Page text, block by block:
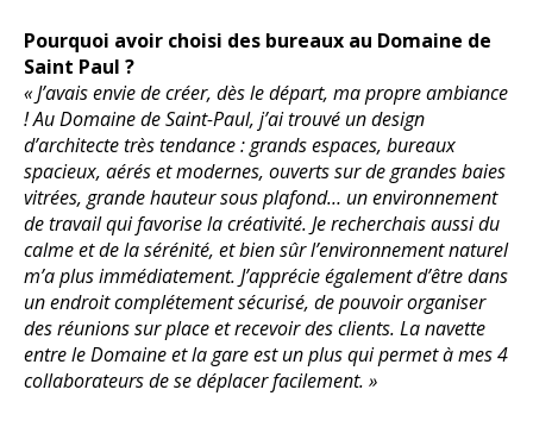
Pourquoi avoir choisi des bureaux au Domaine de
Saint Paul ?
« J’avais envie de créer, dès le départ, ma propre ambiance
! Au Domaine de Saint-Paul, j’ai trouvé un design
d’architecte très tendance : grands espaces, bureaux
spacieux, aérés et modernes, ouverts sur de grandes baies
vitrées, grande hauteur sous plafond… un environnement
de travail qui favorise la créativité. Je recherchais aussi du
calme et de la sérénité, et bien sûr l’environnement naturel
m’a plus immédiatement. J’apprécie également d’être dans
un endroit complétement sécurisé, de pouvoir organiser
des réunions sur place et recevoir des clients. La navette
entre le Domaine et la gare est un plus qui permet à mes 4
collaborateurs de se déplacer facilement. »